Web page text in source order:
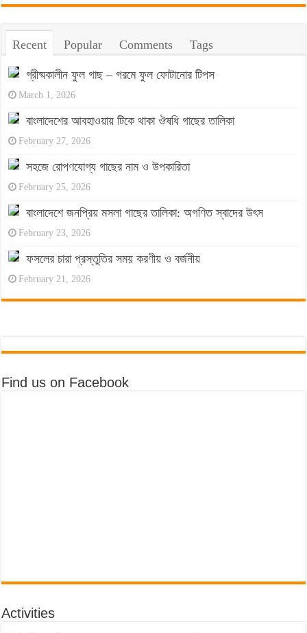
Recent Popular Comments Tags
গ্রীষ্মকালীন ফুল গাছ – গরমে ফুল ফোটানোর টিপস
March 1, 2026
বাংলাদেশের আবহাওয়ায় টিকে থাকা ঔষধি গাছের তালিকা
February 27, 2026
সহজে রোপণযোগ্য গাছের নাম ও উপকারিতা
February 25, 2026
বাংলাদেশে জনপ্রিয় মসলা গাছের তালিকা: অগণিত স্বাদের উৎস
February 23, 2026
ফসলের চারা প্রস্তুতির সময় করণীয় ও বর্জনীয়
February 21, 2026
Find us on Facebook
Activities